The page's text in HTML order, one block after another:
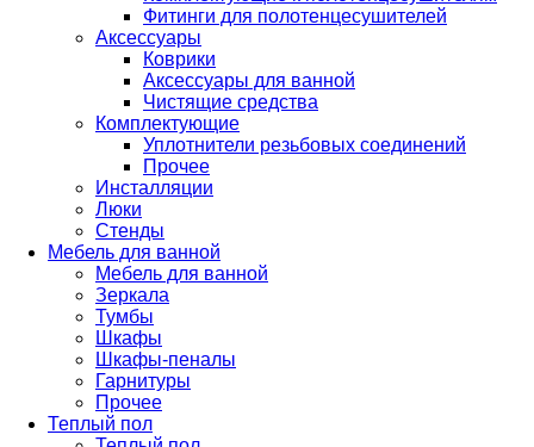
Фитинги для полотенцесушителей
Аксессуары
Коврики
Аксессуары для ванной
Чистящие средства
Комплектующие
Уплотнители резьбовых соединений
Прочее
Инсталляции
Люки
Стенды
Мебель для ванной
Мебель для ванной
Зеркала
Тумбы
Шкафы
Шкафы-пеналы
Гарнитуры
Прочее
Теплый пол